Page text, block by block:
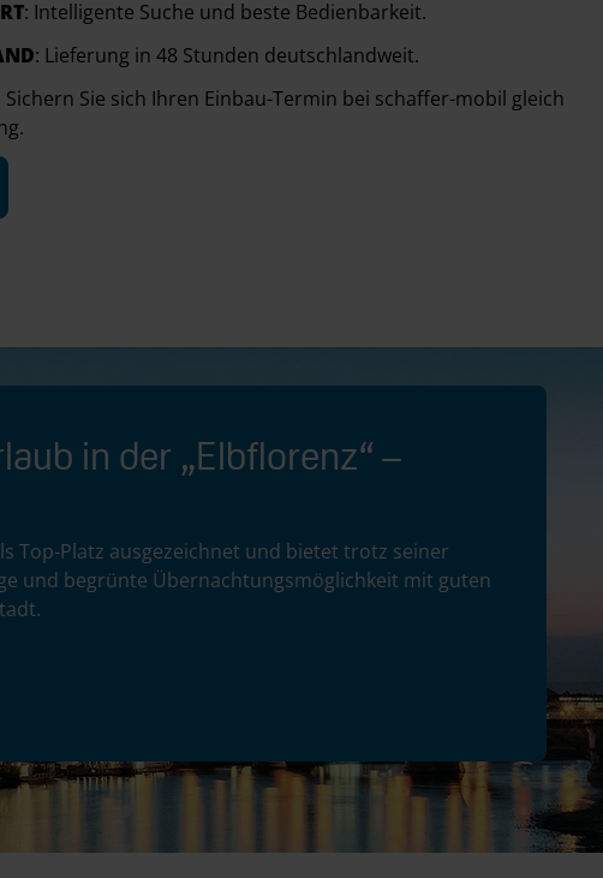
: Intelligente Suche und beste Bedienbarkeit.
: Lieferung in 48 Stunden deutschlandweit.
Sichern Sie sich Ihren Einbau-Termin bei schaffer-mobil gleich
in der „Elbflorenz“ –
Top-Platz ausgezeichnet und bietet trotz seiner
und begrünte Übernachtungsmöglichkeit mit guten